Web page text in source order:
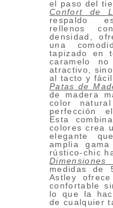
el paso del
Confort de
respaldo
rellenos
densidad,
una
tapizado en
caramelo
atractivo,
al tacto y
Patas de
de madera
color
perfección
Esta
colores crea
elegante
amplia
rústico-chic
Dimensiones
medidas de
Astley
confortable
lo que la
de cualquier